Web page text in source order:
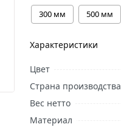
300 мм 500 мм
Характеристики
Цвет
Страна производства
Вес нетто
Материал